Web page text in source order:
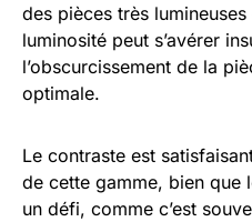
des pièces très
luminosité peut s’avérer
l’obscurcissement de la
optimale.
Le contraste est
de cette gamme, bien que
un défi, comme c’est